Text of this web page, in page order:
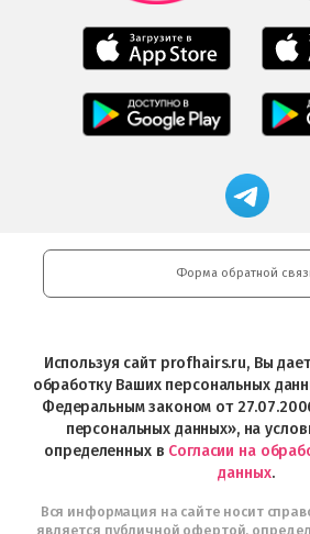
Мобильное
приложение
Professional
загрузить
Мобильное
приложение
Professional
загрузить
Play
Магазин
и
Форма обратной
Используя сайт profhairs.ru, Вы
обработку Ваших персональных
Федеральным законом от
персональных данных», на
определенных в Согласии на
данных.
Вся информация на сайте носит
является публичной офертой,